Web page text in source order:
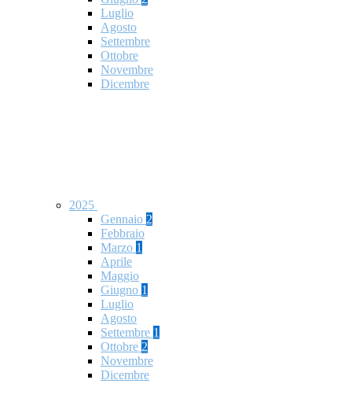
Luglio
Agosto
Settembre
Ottobre
Novembre
Dicembre
2025
Gennaio 2
Febbraio
Marzo 1
Aprile
Maggio
Giugno 1
Luglio
Agosto
Settembre 1
Ottobre 2
Novembre
Dicembre